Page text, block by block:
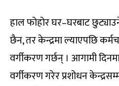
हाल फोहोर घर–घरबाट
छैन, तर केन्द्रमा ल्याएपछि
वर्गीकरण गर्छन् । आगामी
वर्गीकरण गरेर प्रशोधन